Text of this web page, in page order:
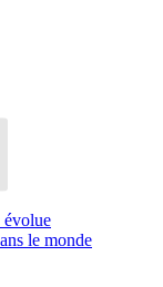
évolue
le monde